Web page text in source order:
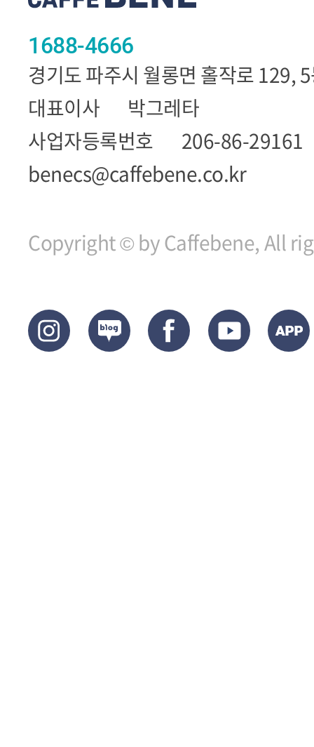
1688-4666
경기도 파주시 월롱면 홀작로 129,
대표이사
박그레타
사업자등록번호
206-86-29161
benecs@caffebene.co.kr
Copyright © by Caffebene, All